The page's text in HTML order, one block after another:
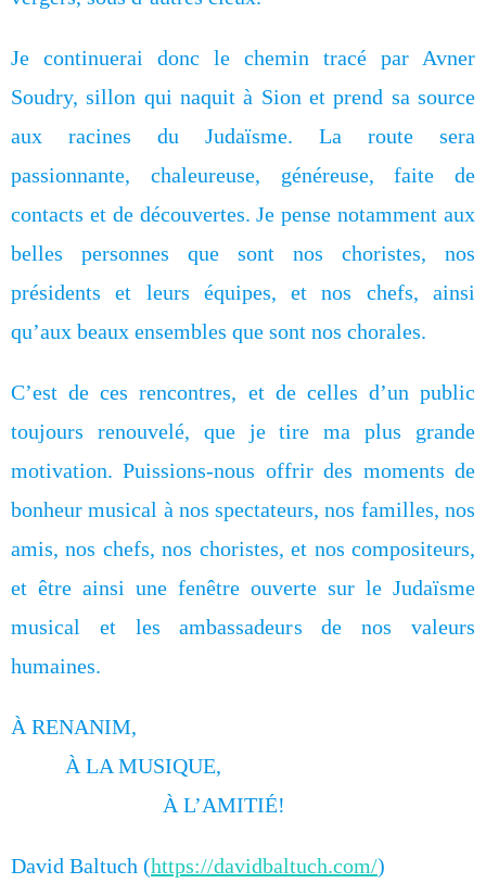
Je continuerai donc le chemin tracé par Avner
Soudry, sillon qui naquit à Sion et prend sa source
aux racines du Judaïsme. La route sera
passionnante, chaleureuse, généreuse, faite de
contacts et de découvertes. Je pense notamment aux
belles personnes que sont nos choristes, nos
présidents et leurs équipes, et nos chefs, ainsi
qu’aux beaux ensembles que sont nos chorales.
C’est de ces rencontres, et de celles d’un public
toujours renouvelé, que je tire ma plus grande
motivation. Puissions-nous offrir des moments de
bonheur musical à nos spectateurs, nos familles, nos
amis, nos chefs, nos choristes, et nos compositeurs,
et être ainsi une fenêtre ouverte sur le Judaïsme
musical et les ambassadeurs de nos valeurs
humaines.
À RENANIM,
À LA MUSIQUE,
À L’AMITIÉ!
David Baltuch (https://davidbaltuch.com/)